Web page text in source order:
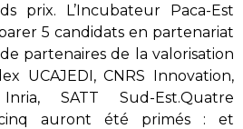
prix. L’Incubateur Paca-Est
5 candidats en partenariat
partenaires de la valorisation
UCAJEDI, CNRS Innovation,
SATT Sud-Est.Quatre
auront été primés : et